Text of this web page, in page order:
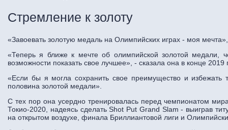
Стремление к золоту
«Завоевать золотую медаль на Олимпийских играх - моя
«Теперь я ближе к мечте об олимпийской золотой медали,
возможности показать свое лучшее», - сказала она в конце 2019
«Если бы я могла сохранить свое преимущество и избежать
половина золотой медали».
С тех пор она усердно тренировалась перед чемпионатом
Токио-2020, надеясь сделать Shot Put Grand Slam - выиграв
на открытом воздухе, финала Бриллиантовой лиги и